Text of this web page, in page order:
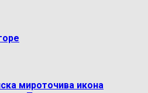
мироточива икона